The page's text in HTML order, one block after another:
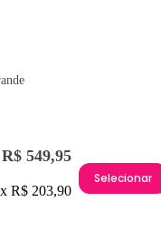
R$ 549,95
R$ 203,90
Selecionar